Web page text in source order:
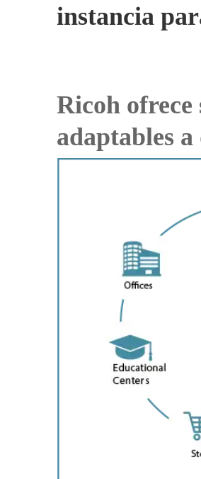
instancia
Ricoh ofrece
adaptables